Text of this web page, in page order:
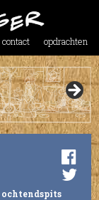
contact opdrachten
ochtendspits